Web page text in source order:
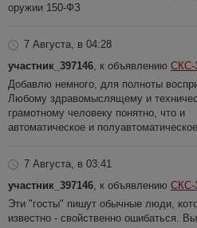
оружии 150-ФЗ
7 Августа, в 04:28
участник_397146 , к объявлению СКС-
Добавлю немного, для полноты
Любому здравомыслящему и
грамотному человеку понятно, что и
автоматическое и полуавтоматическое
7 Августа, в 03:41
участник_397146 , к объявлению СКС-
Эти "госты" пишут обычные люди,
известно - свойственно ошибаться.